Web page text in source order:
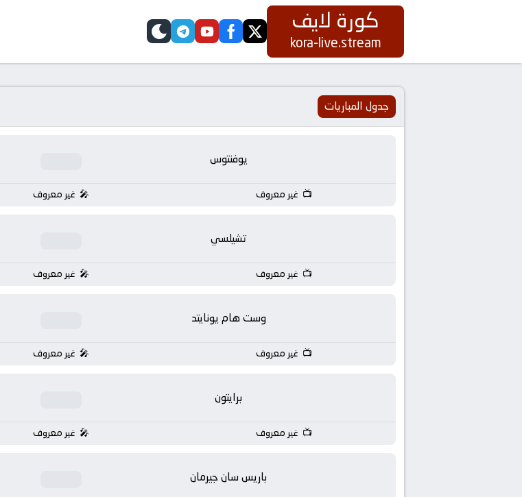
كورة
لايف
كورة لايف
kora-live.stream
twitter
facebook
youtube
telegram
skin
جدول المباريات
يوفنتوس
غير معروف غير معروف
تشيلسي
غير معروف غير معروف
وست هام يونايتد
غير معروف غير معروف
برايتون
غير معروف غير معروف
باريس سان جيرمان